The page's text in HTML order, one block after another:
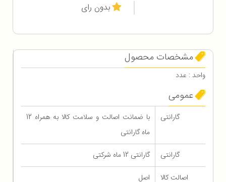
بدون رای
مشخصات محصول
واحد : عدد
عمومی
گارانتی
با ضمانت اصالت و سلامت کالا به همراه 12
ماه گارانتی
گارانتی
گارانتی 12 ماه شرکتی
اصالت کالا
اصل